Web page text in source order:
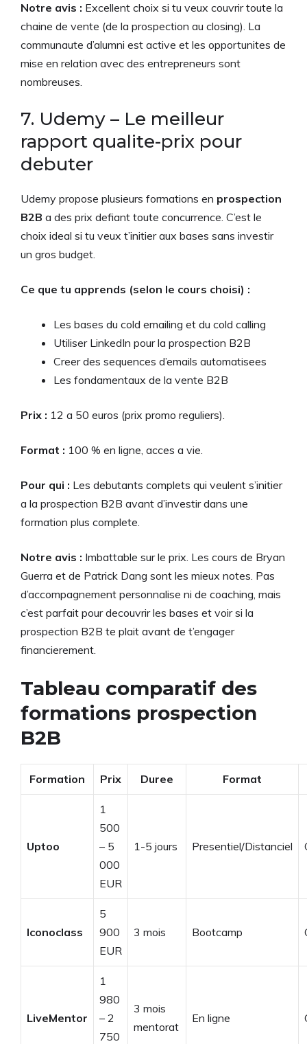
Notre avis : Excellent choix si tu veux couvrir toute la
chaine de vente (de la prospection au closing). La
communaute d’alumni est active et les opportunites de
mise en relation avec des entrepreneurs sont
nombreuses.
7. Udemy – Le meilleur
rapport qualite-prix pour
debuter
Udemy propose plusieurs formations en prospection
B2B a des prix defiant toute concurrence. C’est le
choix ideal si tu veux t’initier aux bases sans investir
un gros budget.
Ce que tu apprends (selon le cours choisi) :
Les bases du cold emailing et du cold calling
Utiliser LinkedIn pour la prospection B2B
Creer des sequences d’emails automatisees
Les fondamentaux de la vente B2B
Prix : 12 a 50 euros (prix promo reguliers).
Format : 100 % en ligne, acces a vie.
Pour qui : Les debutants complets qui veulent s’initier
a la prospection B2B avant d’investir dans une
formation plus complete.
Notre avis : Imbattable sur le prix. Les cours de Bryan
Guerra et de Patrick Dang sont les mieux notes. Pas
d’accompagnement personnalise ni de coaching, mais
c’est parfait pour decouvrir les bases et voir si la
prospection B2B te plait avant de t’engager
financierement.
Tableau comparatif des
formations prospection
B2B
Formation Prix Duree Format
Uptoo
1
500
– 5
000
EUR
1-5 jours Presentiel/Distanciel
Iconoclass
5
900
EUR
3 mois Bootcamp
LiveMentor
1
980
– 2
750
3 mois
mentorat
En ligne